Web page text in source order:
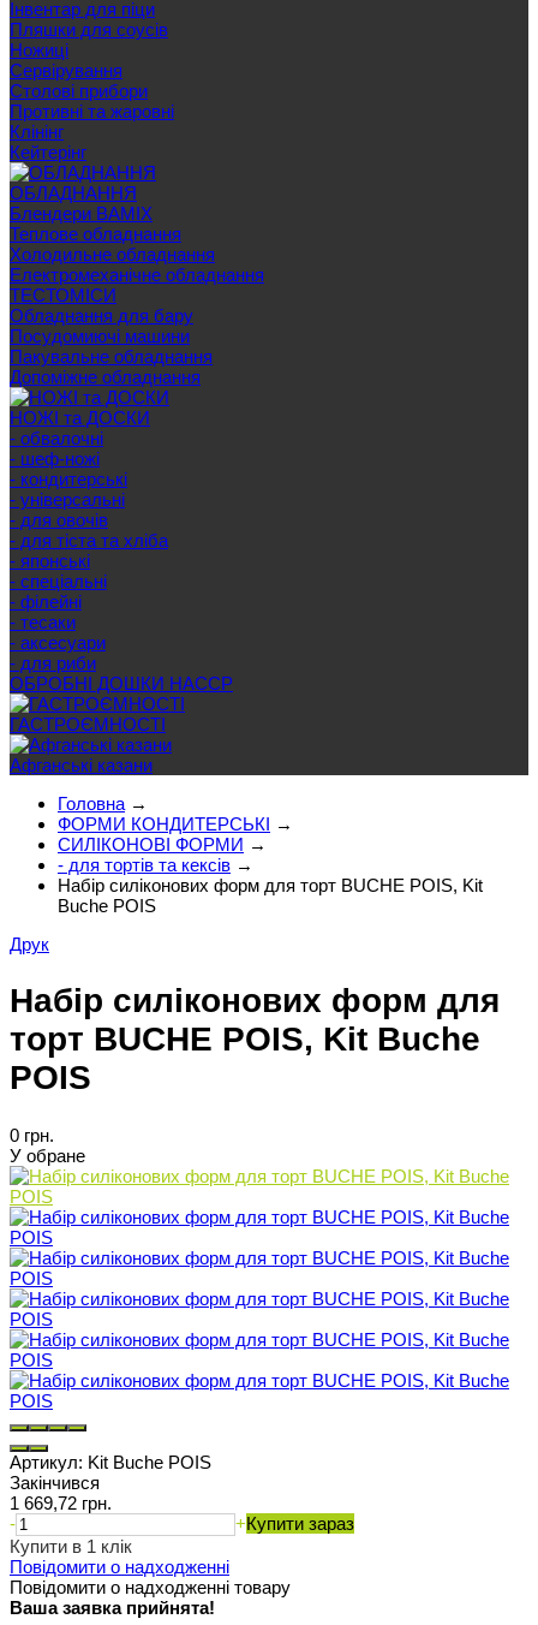
Інвентар для піци
Пляшки для соусів
Ножиці
Сервірування
Cтолові прибори
Противні та жаровні
Клінінг
Кейтерінг
ОБЛАДНАННЯ
Блендери BAMIX
Теплове обладнання
Холодильне обладнання
Електромеханічне обладнання
ТЕСТОМІСИ
Обладнання для бару
Посудомиючі машини
Пакувальне обладнання
Допоміжне обладнання
НОЖІ та ДОСКИ
- обвалочні
- шеф-ножі
- кондитерські
- універсальні
- для овочів
- для тіста та хліба
- японські
- спеціальні
- філейні
- тесаки
- аксесуари
- для риби
ОБРОБНІ ДОШКИ HACCP
ГАСТРОЄМНОСТІ
Афганські казани
Головна →
ФОРМИ КОНДИТЕРСЬКІ →
СИЛІКОНОВІ ФОРМИ →
- для тортів та кексів →
Набір силіконових форм для торт BUCHE POIS, Kit
Buche POIS
Друк
Набір силіконових форм для
торт BUCHE POIS, Kit Buche
POIS
0 грн.
У обране
Артикул: Kit Buche POIS
Закінчився
1 669,72 грн.
-
+Купити зараз
Купити в 1 клік
Повідомити о надходженні
Повідомити о надходженні товару
Ваша заявка прийнята!